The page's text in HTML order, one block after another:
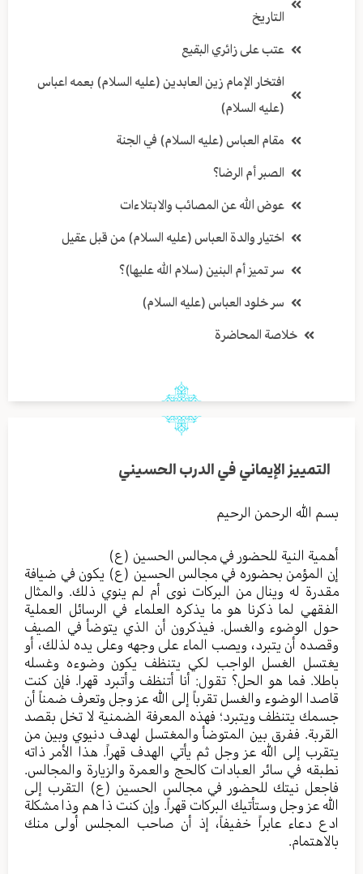
التاريخ
عتب على زائري البقيع
افتخار الإمام زين العابدين (عليه السلام) بعمه اعباس
(عليه السلام)
مقام العباس (عليه السلام) في الجنة
الصبر أم الرضا؟
عوض الله عن المصائب والابتلاءات
اختيار والدة العباس (عليه السلام) من قبل عقيل
سر تميز أم البنين (سلام الله عليها)؟
سر خلود العباس (عليه السلام)
خلاصة المحاضرة
التمييز الإيماني في الدرب الحسيني
بسم الله الرحمن الرحيم
أهمية النية للحضور في مجالس الحسين (ع)
إن المؤمن بحضوره في مجالس الحسين (ع) يكون في ضيافة
مقدرة له وينال من البركات نوى أم لم ينوي ذلك. والمثال
الفقهي لما ذكرنا هو ما يذكره العلماء في الرسائل العملية
حول الوضوء والغسل. فيذكرون أن الذي يتوضأ في الصيف
وقصده أن يتبرد، ويصب الماء على وجهه وعلى يده لذلك، أو
يغتسل الغسل الواجب لكي يتنظف يكون وضوءه وغسله
باطلا. فما هو الحل؟ تقول: أنا أتنظف وأتبرد قهرا. فإن كنت
قاصدا الوضوء والغسل تقرباً إلى الله عز وجل وتعرف ضمناً أن
جسمك يتنظف ويتبرد؛ فهذه المعرفة الضمنية لا تخل بقصد
القربة. ففرق بين المتوضأ والمغتسل لهدف دنيوي وبين من
يتقرب إلى الله عز وجل ثم يأتي الهدف قهراً. هذا الأمر ذاته
نطبقه في سائر العبادات كالحج والعمرة والزيارة والمجالس.
فاجعل نيتك للحضور في مجالس الحسين (ع) التقرب إلى
الله عز وجل وستأتيك البركات قهراً. وإن كنت ذا هم وذا مشكلة
ادع دعاء عابراً خفيفاً، إذ أن صاحب المجلس أولى منك
بالاهتمام.